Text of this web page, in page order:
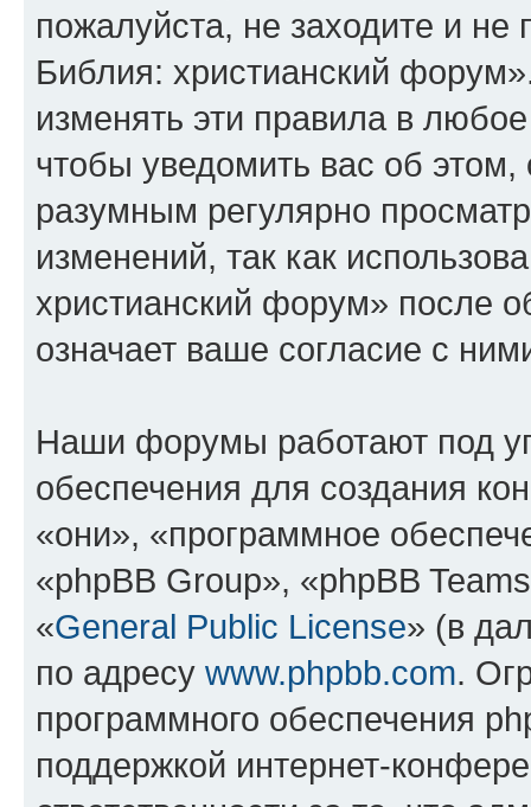
пожалуйста, не заходите и
Библия: христианский
изменять эти правила в
чтобы уведомить вас об
разумным регулярно
изменений, так как
христианский форум» после
означает ваше согласие с
Наши форумы работают под
обеспечения для создания
«они», «программное
«phpBB Group», «phpBB
«General Public License» (в
по адресу www.phpbb.com.
программного обеспечения
поддержкой интернет-